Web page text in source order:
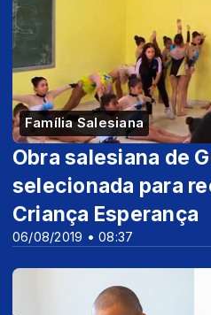
Família Salesiana
06/08/2019 • 08:37
Obra salesiana de
selecionada para
Criança Esperança